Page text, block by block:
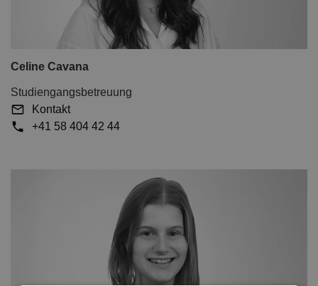
Celine Cavana
Studiengangsbetreuung
Kontakt
+41 58 404 42 44